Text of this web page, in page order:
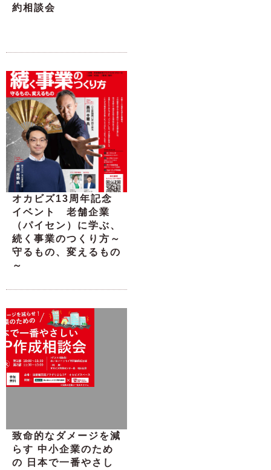
約相談会
オカビズ13周年記念
イベント 老舗企業
（パイセン）に学ぶ、
続く事業のつくり方～
守るもの、変えるもの
～
致命的なダメージを減
らす 中小企業のため
の 日本で一番やさし